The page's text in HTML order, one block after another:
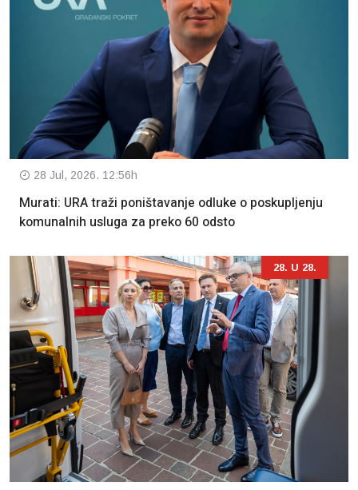
28 Jul, 2026. 12:56h
Murati: URA traži poništavanje odluke o poskupljenju
komunalnih usluga za preko 60 odsto
28. U 28.